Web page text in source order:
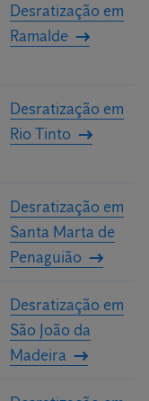
Desratização em
Ramalde
Desratização em
Rio Tinto
Desratização em
Santa Marta de
Penaguião
Desratização em
São João da
Madeira